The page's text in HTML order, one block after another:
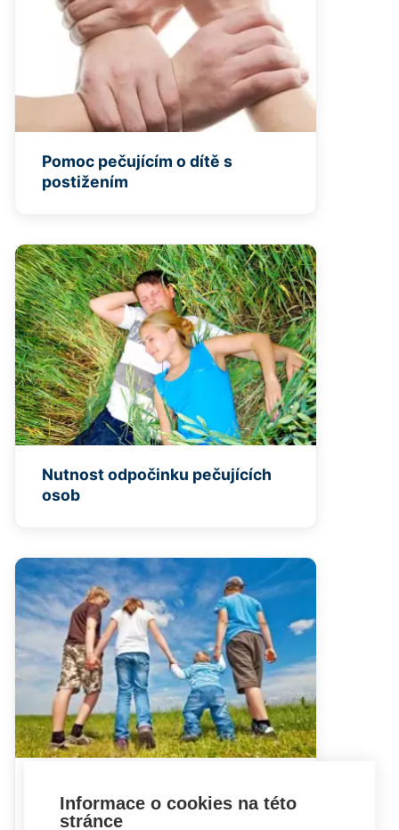
Pomoc pečujícím o dítě s
postižením
Nutnost odpočinku pečujících
osob
dítěInformace o cookies na této
stránce